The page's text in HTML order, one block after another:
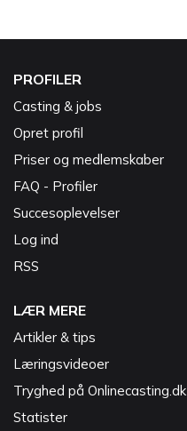
PROFILER
Casting & jobs
Opret profil
Priser og medlemskaber
FAQ - Profiler
Succesoplevelser
Log ind
RSS
LÆR MERE
Artikler & tips
Læringsvideoer
Tryghed på Onlinecasting.dk
Statister